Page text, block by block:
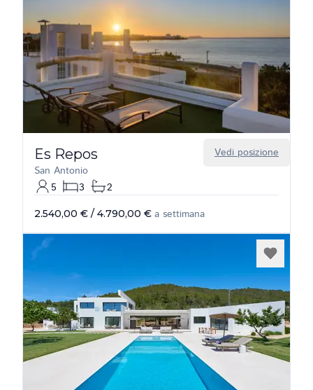
Vedi posizione
Es Repos
San Antonio
5
3 2
2.540,00 € / 4.790,00 € a settimana